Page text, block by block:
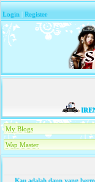
Login |Register
My Blogs
Wap Master
Kau adalah daun yang